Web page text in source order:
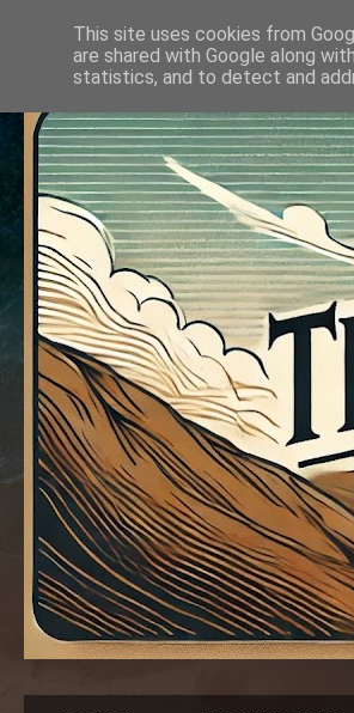
This site uses cookies from
are shared with Google along
statistics, and to detect and